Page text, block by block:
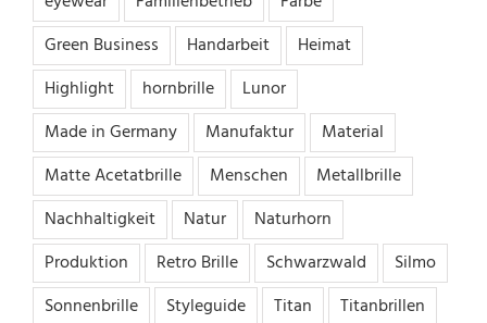
Green Business
Handarbeit
Heimat
Highlight
hornbrille
Lunor
Made in Germany
Manufaktur
Material
Matte Acetatbrille
Menschen
Metallbrille
Nachhaltigkeit
Natur
Naturhorn
Produktion
Retro Brille Schwarzwald
Silmo
Sonnenbrille
Styleguide Titan
Titanbrillen